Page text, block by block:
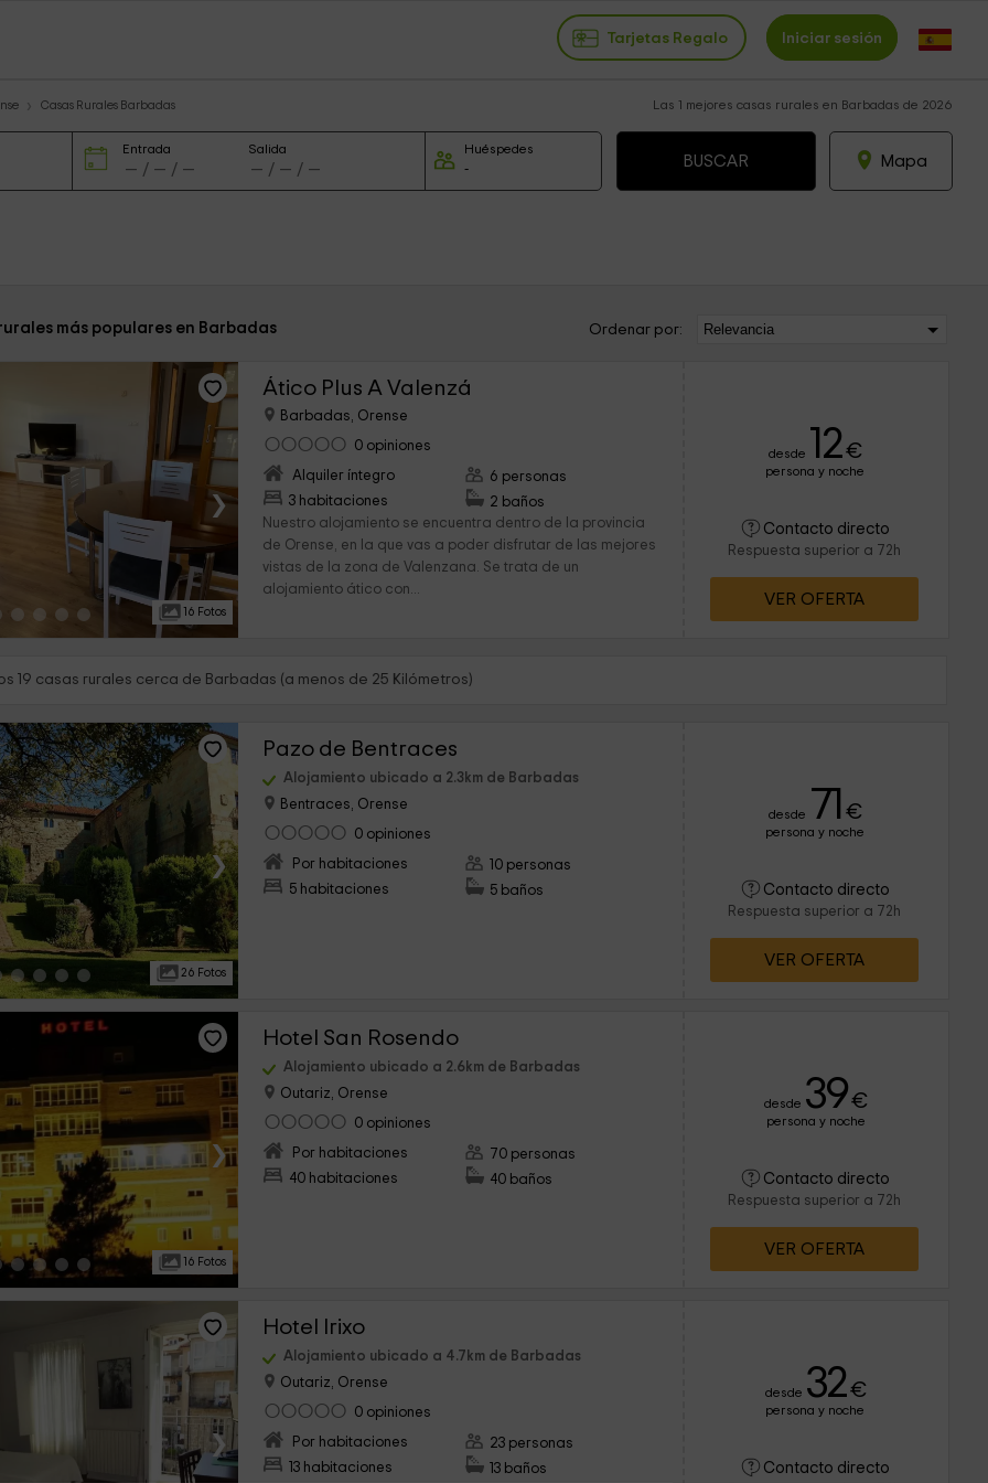
Tarjetas Regalo Iniciar sesión
Casas Rurales Barbadas Las 1 mejores casas rurales en Barbadas de 2026
Entrada Salida Huéspedes
Mapa
más populares en Barbadas Ordenar por:
›
16 Fotos
Ático Plus A Valenzá
Barbadas, Orense
0 opiniones
Alquiler íntegro
3 habitaciones
6 personas
2 baños
Nuestro alojamiento se encuentra dentro de la provincia
de Orense, en la que vas a poder disfrutar de las mejores
vistas de la zona de Valenzana. Se trata de un
alojamiento ático con...
desde 12€
persona y noche
Contacto directo
Respuesta superior a 72h
VER OFERTA
19 casas rurales cerca de Barbadas (a menos de 25 Kilómetros)
›
26 Fotos
Pazo de Bentraces
Alojamiento ubicado a 2.3km de Barbadas
Bentraces, Orense
0 opiniones
Por habitaciones
5 habitaciones
10 personas
5 baños
desde 71 €
persona y noche
Contacto directo
Respuesta superior a 72h
VER OFERTA
›
16 Fotos
Hotel San Rosendo
Alojamiento ubicado a 2.6km de Barbadas
Outariz, Orense
0 opiniones
Por habitaciones
40 habitaciones
70 personas
40 baños
desde 39€
persona y noche
Contacto directo
Respuesta superior a 72h
VER OFERTA
›
Hotel Irixo
Alojamiento ubicado a 4.7km de Barbadas
Outariz, Orense
0 opiniones
Por habitaciones
13 habitaciones
23 personas
13 baños
desde 32€
persona y noche
Contacto directo